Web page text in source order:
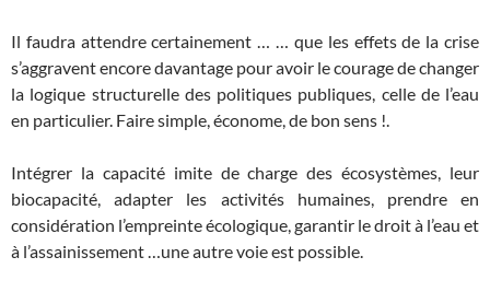
Il faudra attendre certainement … … que les effets de la crise
s’aggravent encore davantage pour avoir le courage de changer
la logique structurelle des politiques publiques, celle de l’eau
en particulier. Faire simple, économe, de bon sens !.
Intégrer la capacité imite de charge des écosystèmes, leur
biocapacité, adapter les activités humaines, prendre en
considération l’empreinte écologique, garantir le droit à l’eau et
à l’assainissement …une autre voie est possible.